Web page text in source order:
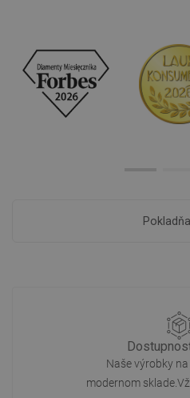
Naše výrobky
modernom